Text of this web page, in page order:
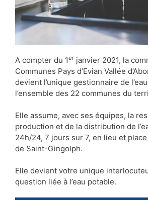
A compter du 1er janvier 2021, la
Communes Pays d’Evian Vallée
devient l’unique gestionnaire de
l’ensemble des 22 communes du
Elle assume, avec ses équipes, la
production et de la distribution de
24h/24, 7 jours sur 7, en lieu et
de Saint-Gingolph.
Elle devient votre unique
question liée à l’eau potable.